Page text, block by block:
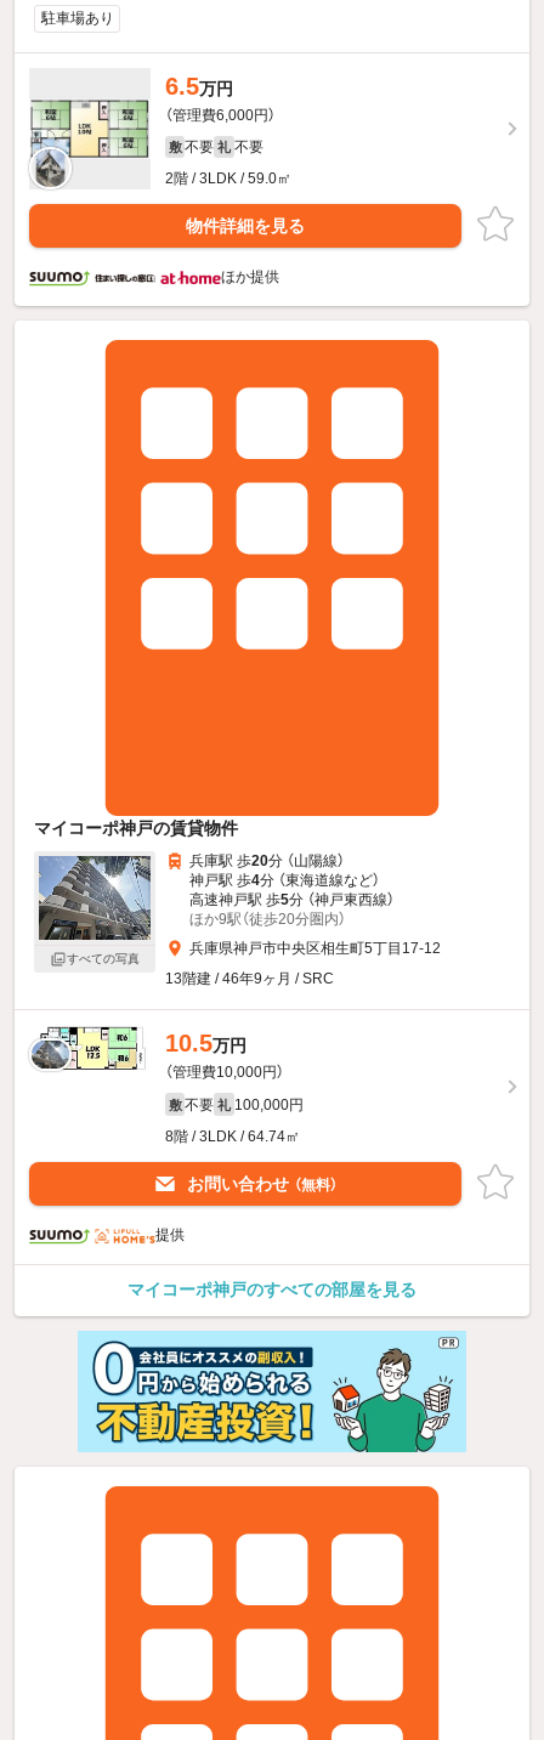
駐車場あり
6.5万円
（管理費6,000円）
敷 不要 礼 不要
2階 / 3LDK / 59.0㎡
物件詳細を見る
ほか提供
マイコーポ神戸の賃貸物件
すべての写真
兵庫駅 歩20分 （山陽線）
神戸駅 歩4分 （東海道線など）
高速神戸駅 歩5分 （神戸東西線）
ほか9駅（徒歩20分圏内）
兵庫県神戸市中央区相生町5丁目17-12
13階建 / 46年9ヶ月 / SRC
10.5万円
（管理費10,000円）
敷 不要 礼 100,000円
8階 / 3LDK / 64.74㎡
お問い合わせ （無料）
提供
マイコーポ神戸のすべての部屋を見る